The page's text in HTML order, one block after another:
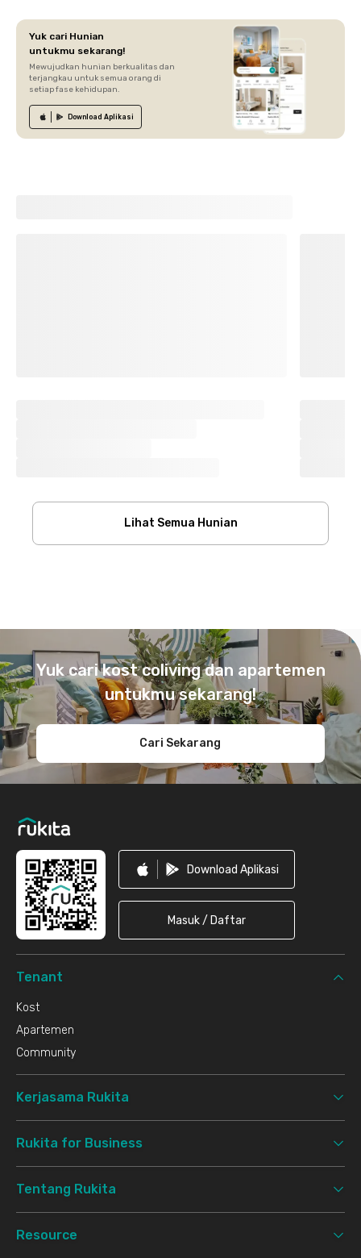
Yuk cari Hunian
untukmu sekarang!
Mewujudkan hunian berkualitas dan
terjangkau untuk semua orang di
setiap fase kehidupan.
Download Aplikasi
Lihat Semua Hunian
Yuk cari kost coliving dan apartemen
untukmu sekarang!
Cari Sekarang
Download Aplikasi
Masuk / Daftar
Tenant
Kost
Apartemen
Community
Kerjasama Rukita
Rukita for Business
Tentang Rukita
Resource